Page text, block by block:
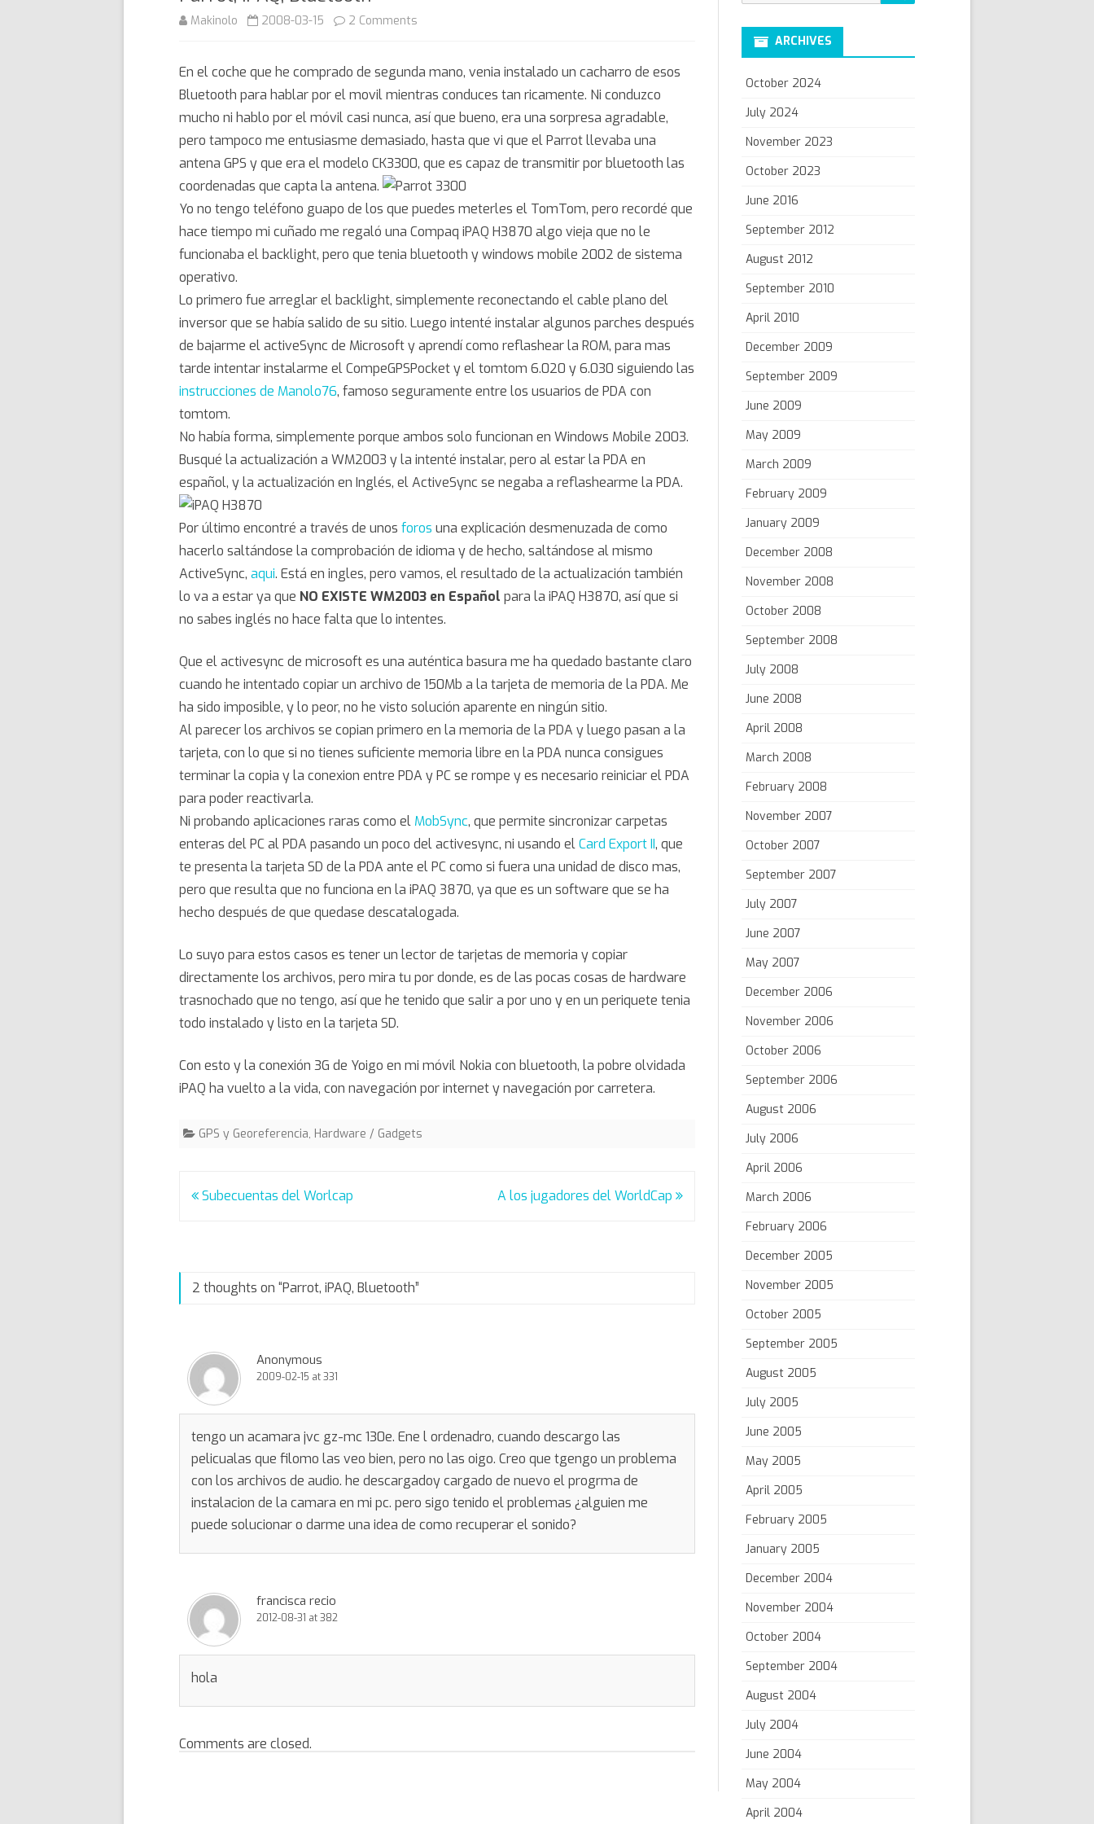
Makinolo 2008-03-15 2 Comments
iPAQ,
En el coche que he comprado de segunda mano, venia instalado un cacharro de esos
Bluetooth para hablar por el movil mientras conduces tan ricamente. Ni conduzco
mucho ni hablo por el móvil casi nunca, así que bueno, era una sorpresa agradable,
pero tampoco me entusiasme demasiado, hasta que vi que el Parrot llevaba una
antena GPS y que era el modelo CK3300, que es capaz de transmitir por bluetooth las
coordenadas que capta la antena.
Yo no tengo teléfono guapo de los que puedes meterles el TomTom, pero recordé que
hace tiempo mi cuñado me regaló una Compaq iPAQ H3870 algo vieja que no le
funcionaba el backlight, pero que tenia bluetooth y windows mobile 2002 de sistema
operativo.
Lo primero fue arreglar el backlight, simplemente reconectando el cable plano del
inversor que se había salido de su sitio. Luego intenté instalar algunos parches después
de bajarme el activeSync de Microsoft y aprendí como reflashear la ROM, para mas
tarde intentar instalarme el CompeGPSPocket y el tomtom 6.020 y 6.030 siguiendo las
instrucciones de Manolo76, famoso seguramente entre los usuarios de PDA con
tomtom.
No había forma, simplemente porque ambos solo funcionan en Windows Mobile 2003.
Busqué la actualización a WM2003 y la intenté instalar, pero al estar la PDA en
español, y la actualización en Inglés, el ActiveSync se negaba a reflashearme la PDA.
Por último encontré a través de unos foros una explicación desmenuzada de como
hacerlo saltándose la comprobación de idioma y de hecho, saltándose al mismo
ActiveSync, aqui. Está en ingles, pero vamos, el resultado de la actualización también
lo va a estar ya que NO EXISTE WM2003 en Español para la iPAQ H3870, así que si
no sabes inglés no hace falta que lo intentes.
Que el activesync de microsoft es una auténtica basura me ha quedado bastante claro
cuando he intentado copiar un archivo de 150Mb a la tarjeta de memoria de la PDA. Me
ha sido imposible, y lo peor, no he visto solución aparente en ningún sitio.
Al parecer los archivos se copian primero en la memoria de la PDA y luego pasan a la
tarjeta, con lo que si no tienes suficiente memoria libre en la PDA nunca consigues
terminar la copia y la conexion entre PDA y PC se rompe y es necesario reiniciar el PDA
para poder reactivarla.
Ni probando aplicaciones raras como el MobSync, que permite sincronizar carpetas
enteras del PC al PDA pasando un poco del activesync, ni usando elCard Export II, que
te presenta la tarjeta SD de la PDA ante el PC como si fuera una unidad de disco mas,
pero que resulta que no funciona en la iPAQ 3870, ya que es un software que se ha
hecho después de que quedase descatalogada.
Lo suyo para estos casos es tener un lector de tarjetas de memoria y copiar
directamente los archivos, pero mira tu por donde, es de las pocas cosas de hardware
trasnochado que no tengo, así que he tenido que salir a por uno y en un periquete tenia
todo instalado y listo en la tarjeta SD.
Con esto y la conexión 3G de Yoigo en mi móvil Nokia con bluetooth, la pobre olvidada
iPAQ ha vuelto a la vida, con navegación por internet y navegación por carretera.
GPS y Georeferencia, Hardware / Gadgets
Post
Subecuentas del Worlcap A los jugadores del WorldCap
2 thoughts on “Parrot, iPAQ, Bluetooth”
Anonymous
2009-02-15 at 331
tengo un acamara jvc gz-mc 130e. Ene l ordenadro, cuando descargo las
pelicualas que filomo las veo bien, pero no las oigo. Creo que tgengo un problema
con los archivos de audio. he descargadoy cargado de nuevo el progrma de
instalacion de la camara en mi pc. pero sigo tenido el problemas ¿alguien me
puede solucionar o darme una idea de como recuperar el sonido?
francisca recio
2012-08-31 at 382
hola
Comments are closed.
for:
ARCHIVES
October 2024
July 2024
November 2023
October 2023
June 2016
September 2012
August 2012
September 2010
April 2010
December 2009
September 2009
June 2009
May 2009
March 2009
February 2009
January 2009
December 2008
November 2008
October 2008
September 2008
July 2008
June 2008
April 2008
March 2008
February 2008
November 2007
October 2007
September 2007
July 2007
June 2007
May 2007
December 2006
November 2006
October 2006
September 2006
August 2006
July 2006
April 2006
March 2006
February 2006
December 2005
November 2005
October 2005
September 2005
August 2005
July 2005
June 2005
May 2005
April 2005
February 2005
January 2005
December 2004
November 2004
October 2004
September 2004
August 2004
July 2004
June 2004
May 2004
April 2004